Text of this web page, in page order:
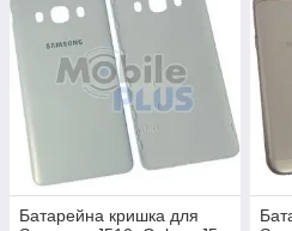
Батарейна кришка для